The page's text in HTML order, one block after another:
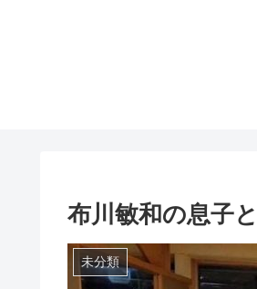
布川敏和の息子
未分類